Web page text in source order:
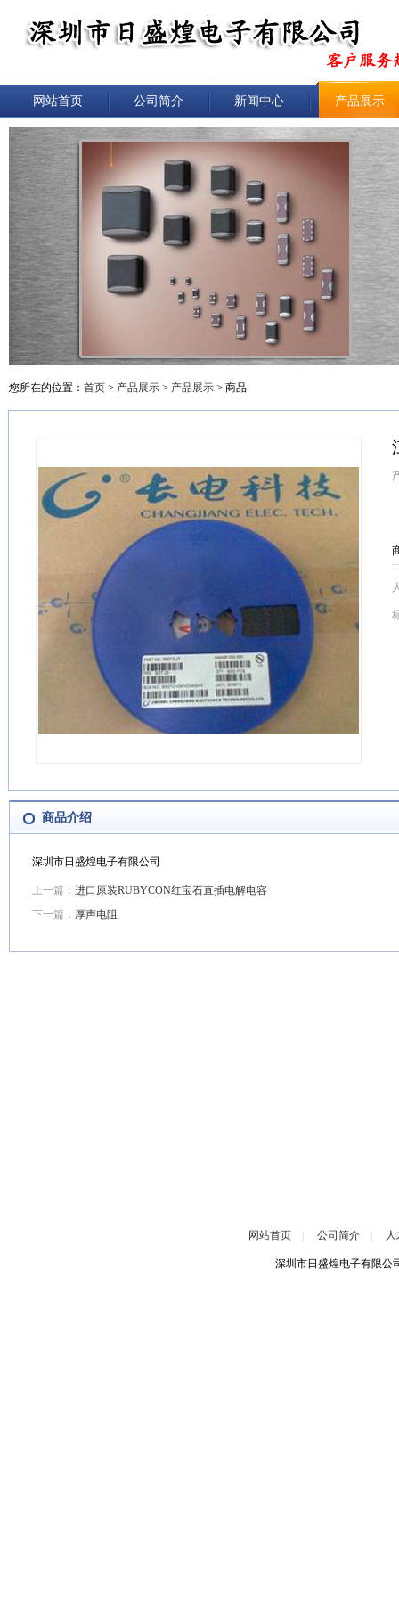
网站首页 公司简介 新闻中心 产品展示
您所在的位置： 首页 > 产品展示 > 产品展示 > 商品
商品介绍
深圳市日盛煌电子有限公司
上一篇： 进口原装RUBYCON红宝石直插电解电容
下一篇： 厚声电阻
网站首页| 公司简介|
深圳市日盛煌电子有限公